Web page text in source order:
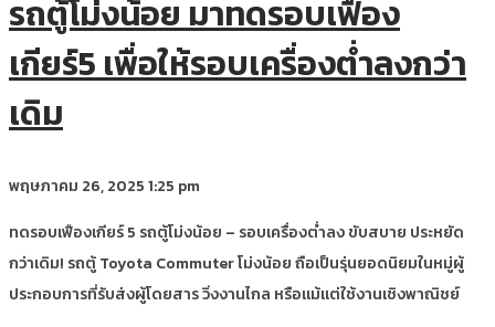
รถตู้โม่งน้อย มาทดรอบเฟือง
เกียร์5 เพื่อให้รอบเครื่องต่ำลงกว่า
เดิม
พฤษภาคม 26, 20251:25 pm
ทดรอบเฟืองเกียร์ 5 รถตู้โม่งน้อย – รอบเครื่องต่ำลง ขับสบาย ประหยัด
กว่าเดิม! รถตู้ Toyota Commuter โม่งน้อย ถือเป็นรุ่นยอดนิยมในหมู่ผู้
ประกอบการที่รับส่งผู้โดยสาร วิ่งงานไกล หรือแม้แต่ใช้งานเชิงพาณิชย์